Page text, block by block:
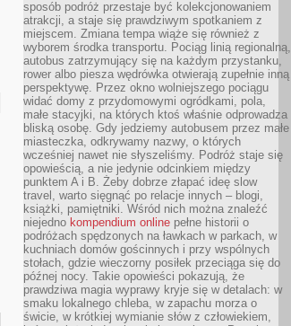
sposób podróż przestaje być kolekcjonowaniem
atrakcji, a staje się prawdziwym spotkaniem z
miejscem. Zmiana tempa wiąże się również z
wyborem środka transportu. Pociąg linią regionalną,
autobus zatrzymujący się na każdym przystanku,
rower albo piesza wędrówka otwierają zupełnie inną
perspektywę. Przez okno wolniejszego pociągu
widać domy z przydomowymi ogródkami, pola,
małe stacyjki, na których ktoś właśnie odprowadza
bliską osobę. Gdy jedziemy autobusem przez małe
miasteczka, odkrywamy nazwy, o których
wcześniej nawet nie słyszeliśmy. Podróż staje się
opowieścią, a nie jedynie odcinkiem między
punktem A i B. Żeby dobrze złapać ideę slow
travel, warto sięgnąć po relacje innych – blogi,
książki, pamiętniki. Wśród nich można znaleźć
niejedno kompendium online pełne historii o
podróżach spędzonych na ławkach w parkach, w
kuchniach domów gościnnych i przy wspólnych
stołach, gdzie wieczorny posiłek przeciąga się do
późnej nocy. Takie opowieści pokazują, że
prawdziwa magia wyprawy kryje się w detalach: w
smaku lokalnego chleba, w zapachu morza o
świcie, w krótkiej wymianie słów z człowiekiem,